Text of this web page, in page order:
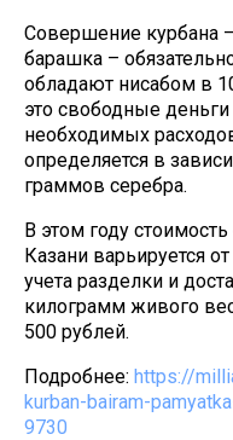
Совершение курбана
барашка –
обладают нисабом в
это свободные
необходимых
определяется в
граммов серебра.
В этом году
Казани варьируется
учета разделки и
килограмм живого
500 рублей.
Подробнее: https://
kurban-bairam-
9730